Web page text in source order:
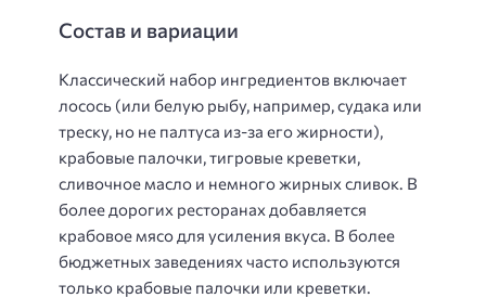
Состав и вариации
Классический набор ингредиентов включает
лосось (или белую рыбу, например, судака или
треску, но не палтуса из-за его жирности),
крабовые палочки, тигровые креветки,
сливочное масло и немного жирных сливок. В
более дорогих ресторанах добавляется
крабовое мясо для усиления вкуса. В более
бюджетных заведениях часто используются
только крабовые палочки или креветки.